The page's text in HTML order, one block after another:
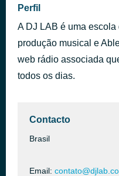
Perfil
A DJ LAB é uma
produção musical e
web rádio associada
todos os dias.
Contacto
Brasil
Email: